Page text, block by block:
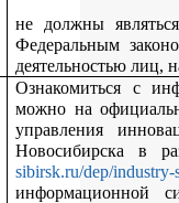
не должны
Федеральным
деятельностью лиц,
Ознакомиться с
можно на
управления
Новосибирска в
sibirsk.ru/dep/industry-
информационной